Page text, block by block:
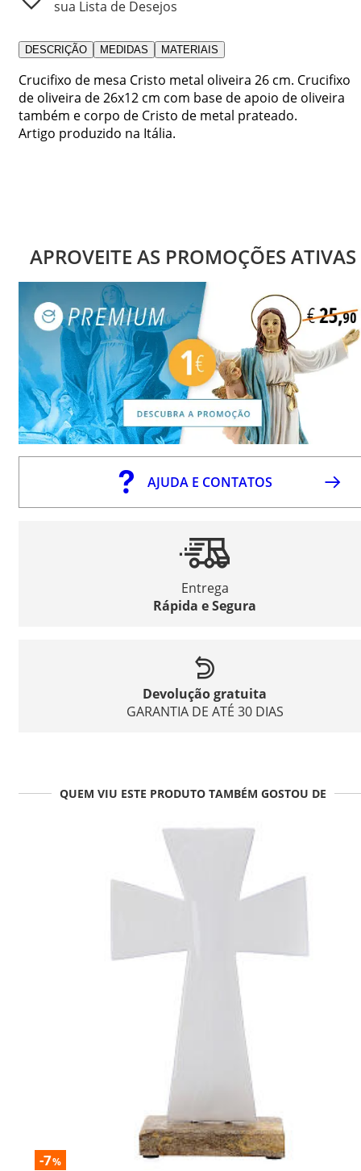
sua Lista de Desejos
DESCRIÇÃO MEDIDAS MATERIAIS
Crucifixo de mesa Cristo metal oliveira 26 cm. Crucifixo
de oliveira de 26x12 cm com base de apoio de oliveira
também e corpo de Cristo de metal prateado.
Artigo produzido na Itália.
APROVEITE AS PROMOÇÕES ATIVAS
AJUDA E CONTATOS
Entrega
Rápida e Segura
Devolução gratuita
GARANTIA DE ATÉ 30 DIAS
QUEM VIU ESTE PRODUTO TAMBÉM GOSTOU DE
-7%